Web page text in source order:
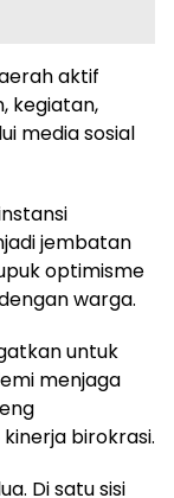
aktif
kegiatan,
media sosial
jembatan
optimisme
warga.
untuk
menjaga
birokrasi.
Di satu sisi